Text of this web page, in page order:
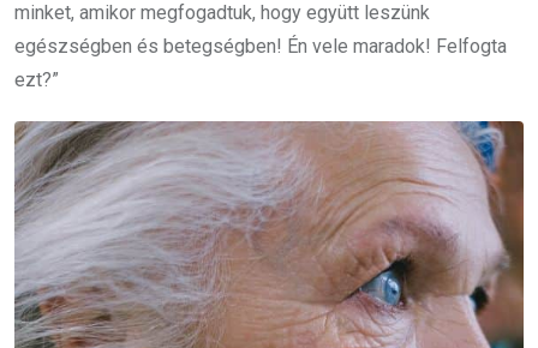
minket, amikor megfogadtuk, hogy együtt leszünk
egészségben és betegségben! Én vele maradok! Felfogta
ezt?”